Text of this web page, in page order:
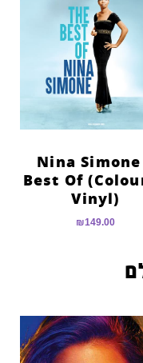
Nina Simone
Best Of
Vinyl)
₪149.00